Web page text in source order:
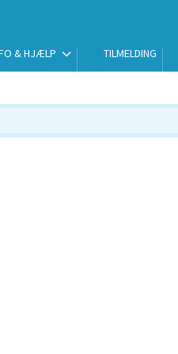
& HJÆLP TILMELDING